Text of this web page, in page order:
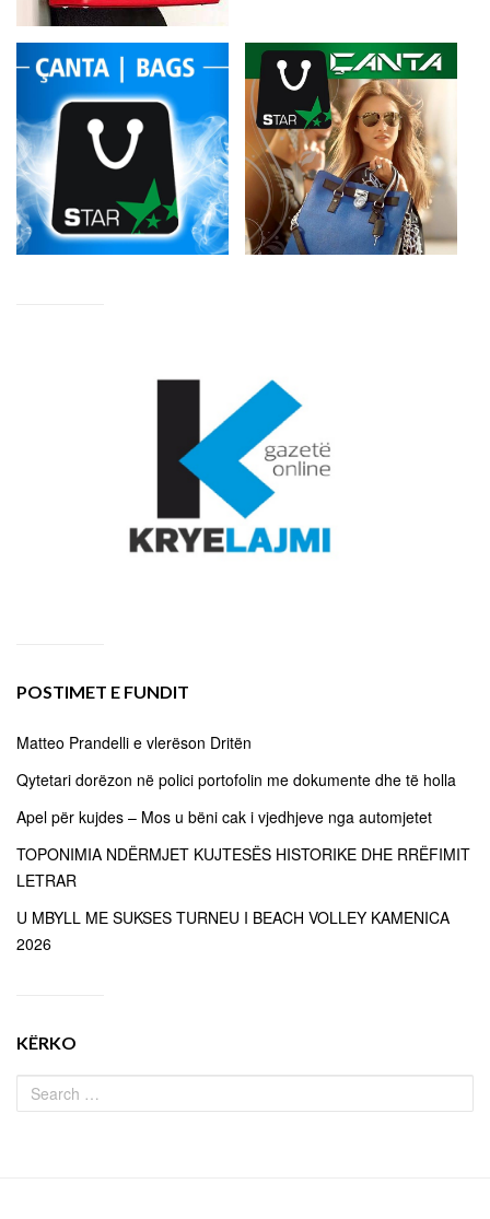
POSTIMET E FUNDIT
Matteo Prandelli e vlerëson Dritën
Qytetari dorëzon në polici portofolin me dokumente dhe të holla
Apel për kujdes – Mos u bëni cak i vjedhjeve nga automjetet
TOPONIMIA NDËRMJET KUJTESËS HISTORIKE DHE RRËFIMIT
LETRAR
U MBYLL ME SUKSES TURNEU I BEACH VOLLEY KAMENICA
2026
KËRKO